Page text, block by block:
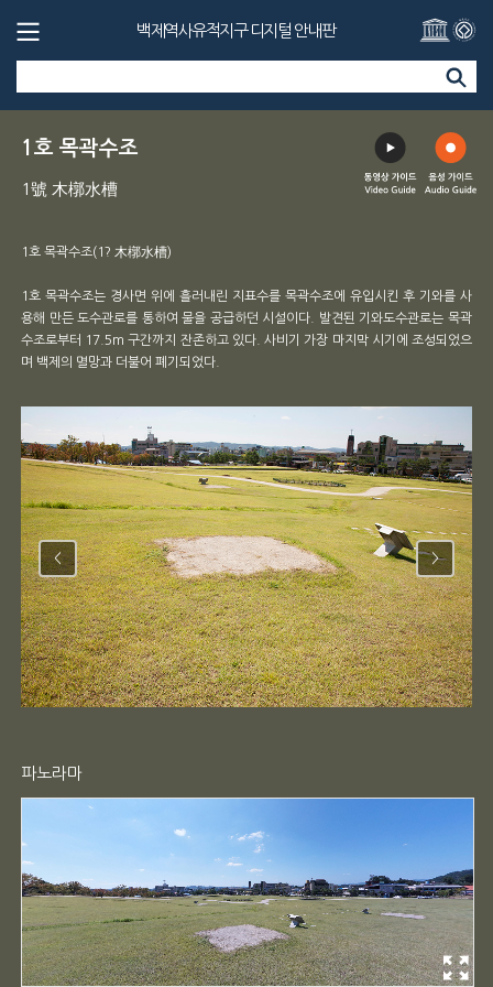
백제역사유적지구 디지털 안내판
1호 목곽수조
1號 木槨水槽
1호 목곽수조(1? 木槨水槽)
1호 목곽수조는 경사면 위에 흘러내린 지표수를 목곽수조에 유입시킨 후 기와를 사
용해 만든 도수관로를 통하여 물을 공급하던 시설이다. 발견된 기와도수관로는 목곽
수조로부터 17.5m 구간까지 잔존하고 있다. 사비기 가장 마지막 시기에 조성되었으
며 백제의 멸망과 더불어 폐기되었다.
< >
파노라마